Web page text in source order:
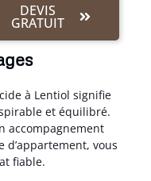
DEVIS
GRATUIT
à Lentiol signifie
et équilibré.
accompagnement
vous
fiable.